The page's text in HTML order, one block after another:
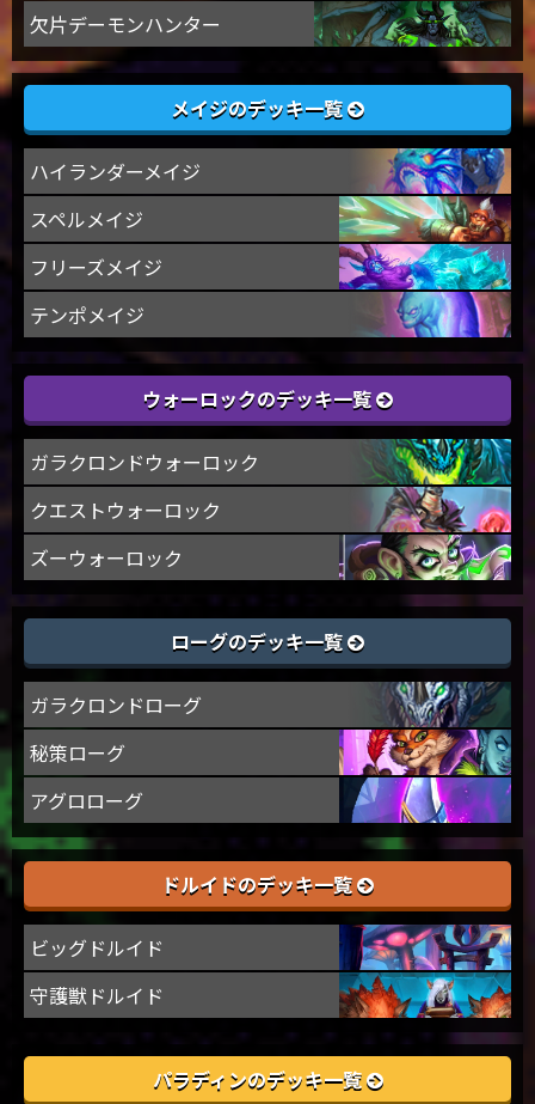
欠片デーモンハンター
メイジのデッキ一覧
ハイランダーメイジ
スペルメイジ
フリーズメイジ
テンポメイジ
ウォーロックのデッキ一覧
ガラクロンドウォーロック
クエストウォーロック
ズーウォーロック
ローグのデッキ一覧
ガラクロンドローグ
秘策ローグ
アグロローグ
ドルイドのデッキ一覧
ビッグドルイド
守護獣ドルイド
パラディンのデッキ一覧